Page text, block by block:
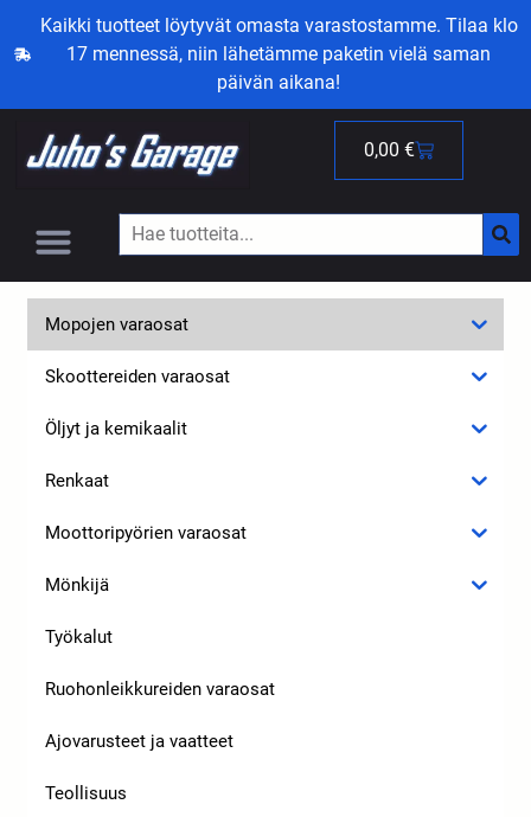
Kaikki tuotteet löytyvät omasta varastostamme. Tilaa klo
17 mennessä, niin lähetämme paketin vielä saman
päivän aikana!
0,00 €
Mopojen varaosat
Skoottereiden varaosat
Öljyt ja kemikaalit
Renkaat
Moottoripyörien varaosat
Mönkijä
Työkalut
Ruohonleikkureiden varaosat
Ajovarusteet ja vaatteet
Teollisuus